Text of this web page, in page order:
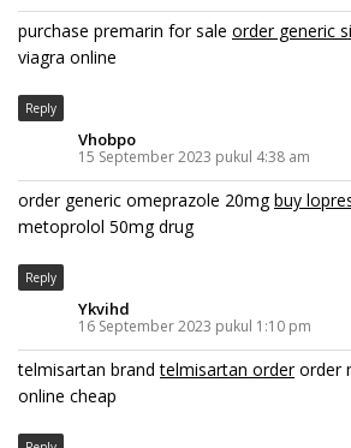
purchase premarin for sale order generic
viagra online
Reply
Vhobpo
15 September 2023 pukul 4:38 am
order generic omeprazole 20mgbuy
metoprolol 50mg drug
Reply
Ykvihd
16 September 2023 pukul 1:10 pm
telmisartan brandtelmisartan orderorder
online cheap